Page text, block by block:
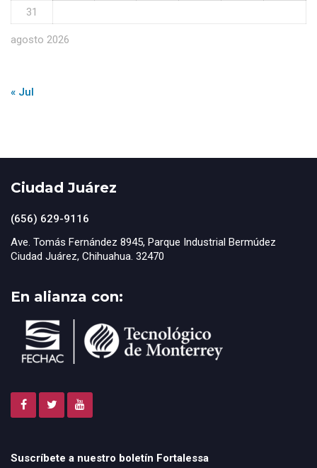
agosto 2026
31
« Jul
Ciudad Juárez
(656) 629-9116
Ave. Tomás Fernández 8945, Parque Industrial Bermúdez
Ciudad Juárez, Chihuahua. 32470
En alianza con:
Suscríbete a nuestro boletín Fortalessa